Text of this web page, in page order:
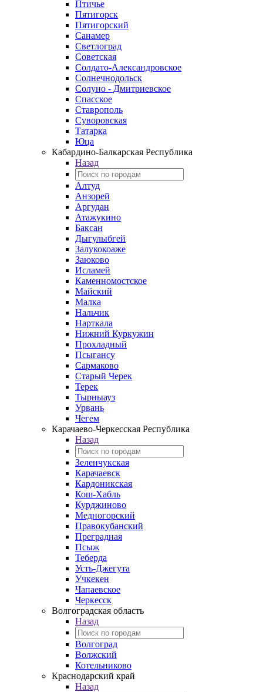
Птичье
Пятигорск
Пятигорский
Санамер
Светлоград
Советская
Солдато-Александровское
Солнечнодольск
Солуно - Дмитриевское
Спасское
Ставрополь
Суворовская
Татарка
Юца
Кабардино‑Балкарская Республика
Назад
Алтуд
Анзорей
Аргудан
Атажукино
Баксан
Дыгулыбгей
Залукокоаже
Заюково
Исламей
Каменномостское
Майский
Малка
Нальчик
Нарткала
Нижний Куркужин
Прохладный
Псыгансу
Сармаково
Старый Черек
Терек
Тырныауз
Урвань
Чегем
Карачаево-Черкесская Республика
Назад
Зеленчукская
Карачаевск
Кардоникская
Кош-Хабль
Курджиново
Медногорский
Правокубанский
Преградная
Псыж
Теберда
Усть-Джегута
Учкекен
Чапаевское
Черкесск
Волгоградская область
Назад
Волгоград
Волжский
Котельниково
Краснодарский край
Назад